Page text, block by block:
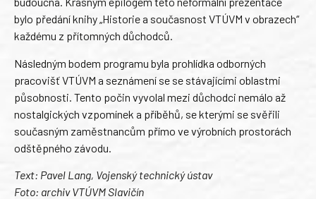
bylo předání knihy „Historie a současnost VTÚVM v obrazech“
každému z přítomných důchodců.
Následným bodem programu byla prohlídka odborných
pracovišť VTÚVM a seznámení se se stávajícími oblastmi
působnosti. Tento počin vyvolal mezi důchodci nemálo až
nostalgických vzpomínek a příběhů, se kterými se svěřili
současným zaměstnancům přímo ve výrobních prostorách
odštěpného závodu.
Text: Pavel Lang, Vojenský technický ústav
Foto: archiv VTÚVM Slavičín